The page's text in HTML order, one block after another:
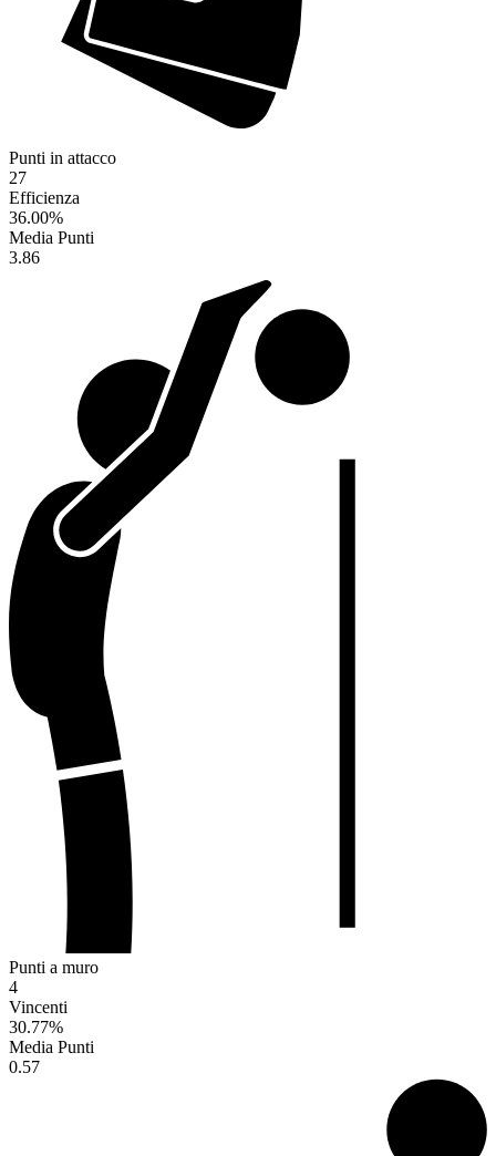
Punti in attacco
27
Efficienza
36.00%
Media Punti
3.86
Punti a muro
4
Vincenti
30.77%
Media Punti
0.57